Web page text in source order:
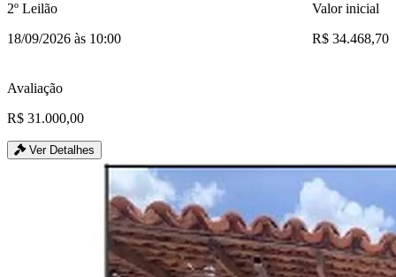
2º Leilão
18/09/2026 às 10:00
Valor inicial
R$ 34.468,70
Avaliação
R$ 31.000,00
Ver Detalhes